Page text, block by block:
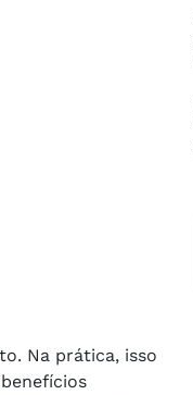
Na prática, isso